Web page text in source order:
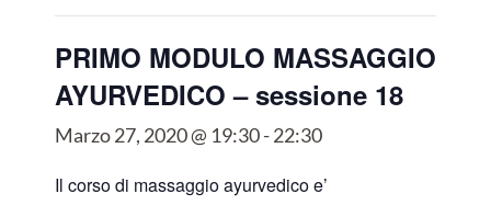
PRIMO MODULO MASSAGGIO
AYURVEDICO – sessione 18
Marzo 27, 2020 @ 19:30-22:30
Il corso di massaggio ayurvedico e’